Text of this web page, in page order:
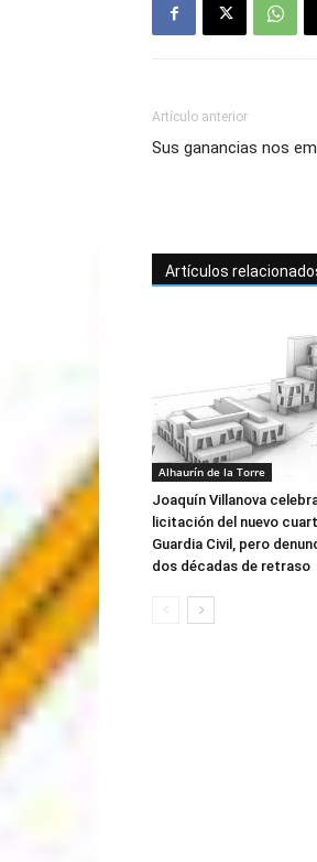
Artículo anterior
Sus ganancias nos
Artículos
Alhaurín de la Torre
Joaquín Villanova
licitación del nuevo
Guardia Civil, pero
dos décadas de retraso